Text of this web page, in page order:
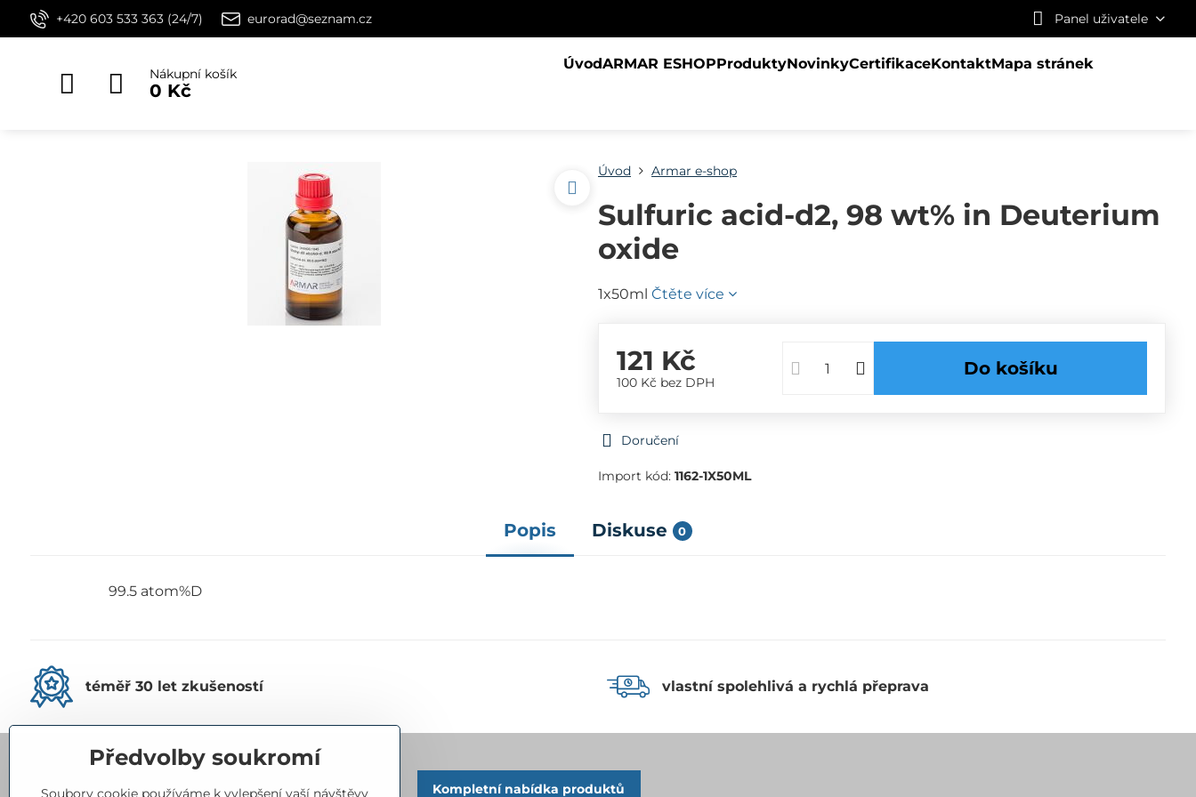
+420 603 533 363 (24/7) eurorad@seznam.cz Panel uživatele
Nákupní košík
0 Kč
ÚvodARMAR ESHOPProduktyNovinkyCertifikaceKontaktMapa stránek
Úvod Armar e-shop
Sulfuric acid-d2, 98 wt% in Deuterium
oxide
1x50ml Čtěte více
121 Kč
100 Kč bez DPH
Do košíku
Doručení
Import kód: 1162-1X50ML
Popis Diskuse 0
99.5 atom%D
téměř 30 let zkušeností vlastní spolehlivá a rychlá přeprava
Kompletní nabídka produktů
Předvolby soukromí
Soubory cookie používáme k vylepšení vaší návštěvy